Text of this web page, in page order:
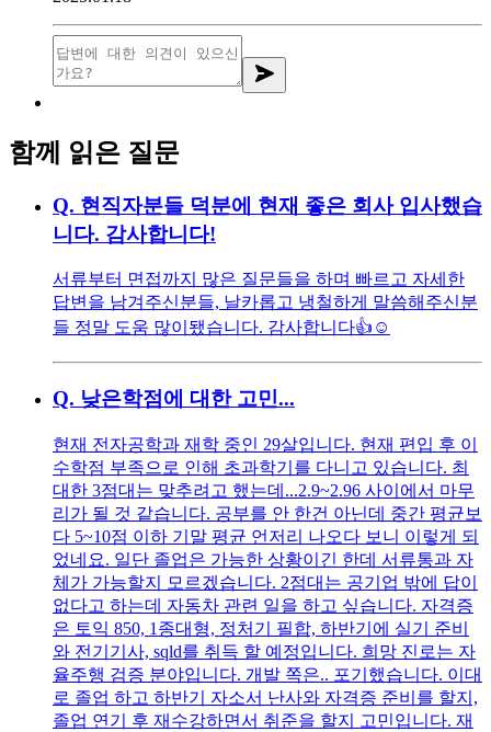
함께 읽은 질문
Q. 현직자분들 덕분에 현재 좋은 회사 입사했습
니다. 감사합니다!
서류부터 면접까지 많은 질문들을 하며 빠르고 자세한
답변을 남겨주신분들, 날카롭고 냉철하게 말씀해주신분
들 정말 도움 많이됐습니다. 감사합니다👍☺️
Q. 낮은학점에 대한 고민...
현재 전자공학과 재학 중인 29살입니다. 현재 편입 후 이
수학점 부족으로 인해 초과학기를 다니고 있습니다. 최
대한 3점대는 맞추려고 했는데...2.9~2.96 사이에서 마무
리가 될 것 같습니다. 공부를 안 한건 아닌데 중간 평균보
다 5~10점 이하 기말 평균 언저리 나오다 보니 이렇게 되
었네요. 일단 졸업은 가능한 상황이긴 한데 서류통과 자
체가 가능할지 모르겠습니다. 2점대는 공기업 밖에 답이
없다고 하는데 자동차 관련 일을 하고 싶습니다. 자격증
은 토익 850, 1종대형, 정처기 필합, 하반기에 실기 준비
와 전기기사, sqld를 취득 할 예정입니다. 희망 진로는 자
율주행 검증 분야입니다. 개발 쪽은.. 포기했습니다. 이대
로 졸업 하고 하반기 자소서 난사와 자격증 준비를 할지,
졸업 연기 후 재수강하면서 취준을 할지 고민입니다. 재